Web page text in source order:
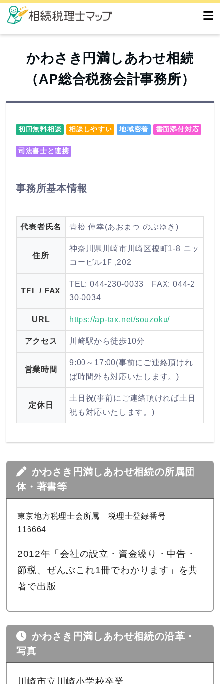
かわさき円満しあわせ相続
（AP総合税務会計事務所）
初回無料相談 相談しやすい 地域密着 書面添付対応
司法書士と連携
事務所基本情報
代表者氏名 青松 伸幸(あおまつ のぶゆき)
住所
神奈川県川崎市川崎区榎町1-8 ニッ
コービル1F ,202
TEL / FAX
TEL: 044-230-0033 FAX: 044-2
30-0034
URL https://ap-tax.net/souzoku/
アクセス 川崎駅から徒歩10分
営業時間
9:00～17:00(事前にご連絡頂けれ
ば時間外も対応いたします。)
定休日
土日祝(事前にご連絡頂ければ土日
祝も対応いたします。)
かわさき円満しあわせ相続の所属団
体・著書等
東京地方税理士会所属 税理士登録番号
116664
2012年「会社の設立・資金繰り・申告・
節税、ぜんぶこれ1冊でわかります」を共
著で出版
かわさき円満しあわせ相続の沿革・
写真
川崎市立川崎小学校卒業